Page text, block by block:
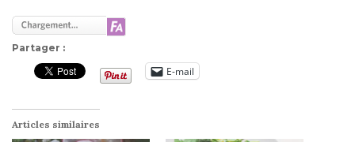
Partager :
E-mail
Articles similaires